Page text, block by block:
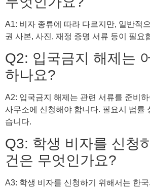
A1: 비자 종류에 따라 다르지만, 일반적
권 사본, 사진, 재정 증명 서류 등이 필요
Q2: 입국금지 해제는
하나요?
A2: 입국금지 해제는 관련 서류를 준비
사무소에 신청해야 합니다. 필요시 법률
습니다.
Q3: 학생 비자를 신청
건은 무엇인가요?
A3: 학생 비자를 신청하기 위해서는 한